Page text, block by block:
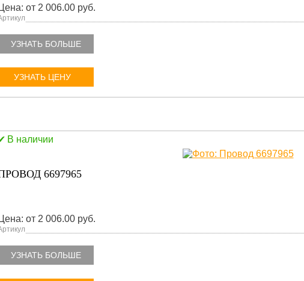
Цена: от 2 006.00 руб.
УЗНАТЬ БОЛЬШЕ
УЗНАТЬ ЦЕНУ
В наличии
6697965
Цена: от 2 006.00 руб.
УЗНАТЬ БОЛЬШЕ